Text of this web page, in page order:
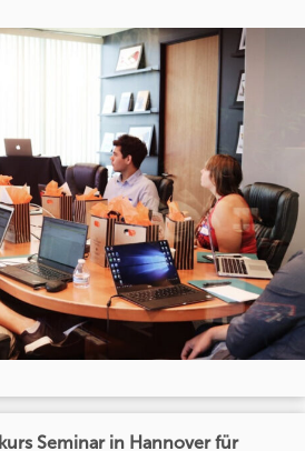
Seminar in Hannover für